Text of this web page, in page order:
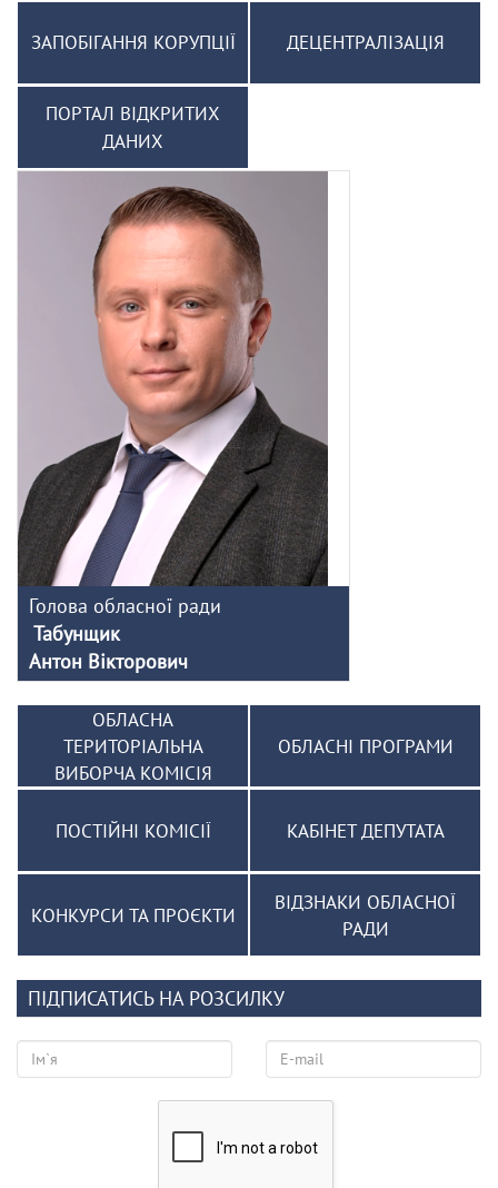
ЗАПОБІГАННЯ КОРУПЦІЇ ДЕЦЕНТРАЛІЗАЦІЯ
ПОРТАЛ ВІДКРИТИХ
ДАНИХ
Голова обласної ради
Табунщик
Антон Вікторович
ОБЛАСНА
ТЕРИТОРІАЛЬНА
ВИБОРЧА КОМІСІЯ
ОБЛАСНІ ПРОГРАМИ
ПОСТІЙНІ КОМІСІЇ КАБІНЕТ ДЕПУТАТА
КОНКУРСИ ТА ПРОЄКТИ
ВІДЗНАКИ ОБЛАСНОЇ
РАДИ
ПІДПИСАТИСЬ НА РОЗСИЛКУ